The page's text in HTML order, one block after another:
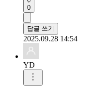
0
답글 쓰기
2025.09.28 14:54
YD